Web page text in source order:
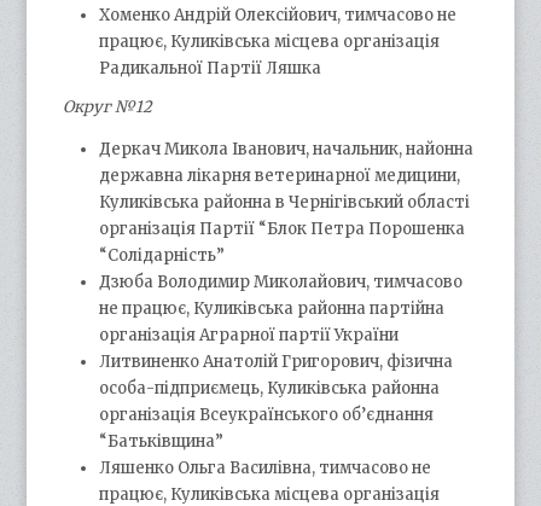
Хоменко Андрій Олексійович, тимчасово не
працює, Куликівська місцева організація
Радикальної Партії Ляшка
Округ №12
Деркач Микола Іванович, начальник, найонна
державна лікарня ветеринарної медицини,
Куликівська районна в Чернігівський області
організація Партії “Блок Петра Порошенка
“Солідарність”
Дзюба Володимир Миколайович, тимчасово
не працює, Куликівська районна партійна
організація Аграрної партії України
Литвиненко Анатолій Григорович, фізична
особа-підприємець, Куликівська районна
організація Всеукраїнського об’єднання
“Батьківщина”
Ляшенко Ольга Василівна, тимчасово не
працює, Куликівська місцева організація